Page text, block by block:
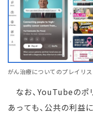
がん治療についてのプレイリ
なお、YouTubeのポ
あっても、公共の利益